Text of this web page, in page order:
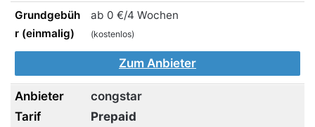
ab 0 €/4 Wochen
(kostenlos)
Zum Anbieter
congstar
Prepaid